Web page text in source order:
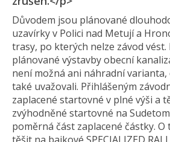
Důvodem jsou plánované
uzavírky v Polici nad Metují a
trasy, po kterých nelze závod vést.
plánované výstavby obecní
není možná ani náhradní
také uvažovali. Přihlášeným
zaplacené startovné v plné výši a
zvýhodněné startovné na
poměrná část zaplacené částky. O